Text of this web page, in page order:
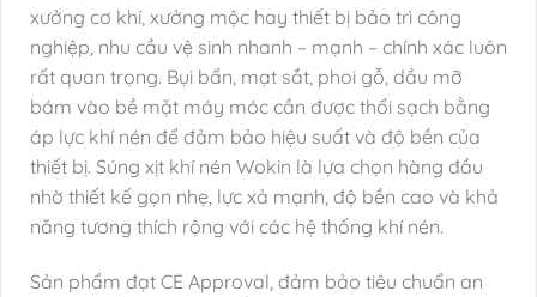
xưởng cơ khí, xưởng mộc hay thiết bị bảo trì công
nghiệp, nhu cầu vệ sinh nhanh – mạnh – chính xác luôn
rất quan trọng. Bụi bẩn, mạt sắt, phoi gỗ, dầu mỡ
bám vào bề mặt máy móc cần được thổi sạch bằng
áp lực khí nén để đảm bảo hiệu suất và độ bền của
thiết bị. Súng xịt khí nén Wokin là lựa chọn hàng đầu
nhờ thiết kế gọn nhẹ, lực xả mạnh, độ bền cao và khả
năng tương thích rộng với các hệ thống khí nén.
Sản phẩm đạt CE Approval, đảm bảo tiêu chuẩn an